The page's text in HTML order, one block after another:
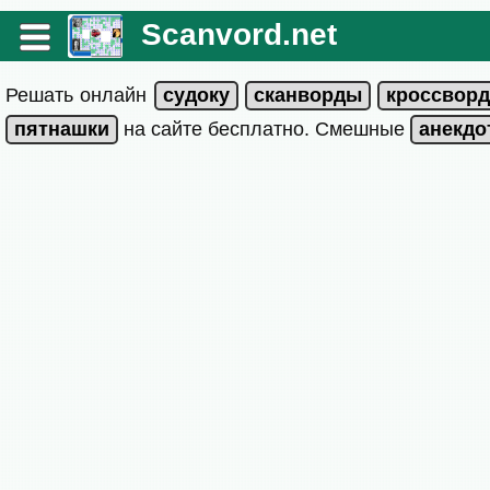
Scanvord.net
Решать онлайн
на сайте бесплатно. Смешные